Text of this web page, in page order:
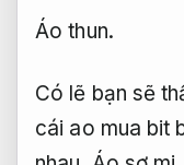
Áo thun.
Có lẽ bạn sẽ
cái ao mua bit